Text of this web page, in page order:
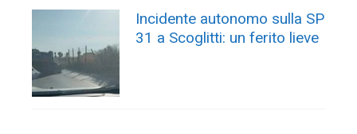
Incidente autonomo sulla SP
31 a Scoglitti: un ferito lieve